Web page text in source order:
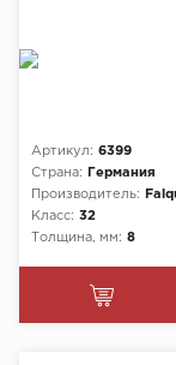
Артикул: 6399
Страна:
Германия
Производитель:
Класс: 32
Толщина, мм: 8